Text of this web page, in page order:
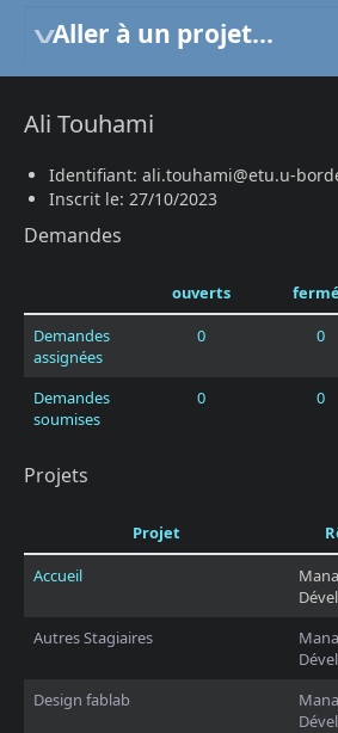
Aller à un projet...
Ali Touhami
Identifiant: ali.touhami@etu.u-
Inscrit le: 27/10/2023
Demandes
ouverts
Demandes
assignées
0 0
Demandes
soumises
0 0
Projets
Projet
Accueil
Autres Stagiaires
Design fablab